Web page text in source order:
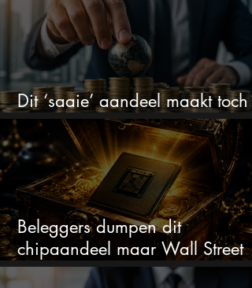
Dit ‘saaie’ aandeel maakt toch
bizar veel winst
Beleggers dumpen dit
chipaandeel maar Wall Street
ziet een zeldzame koopkans